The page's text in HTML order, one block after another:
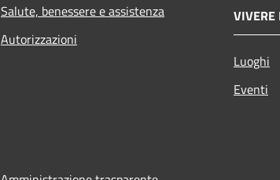
Salute, benessere e assistenza
Autorizzazioni
VIVERE
Luoghi
Eventi